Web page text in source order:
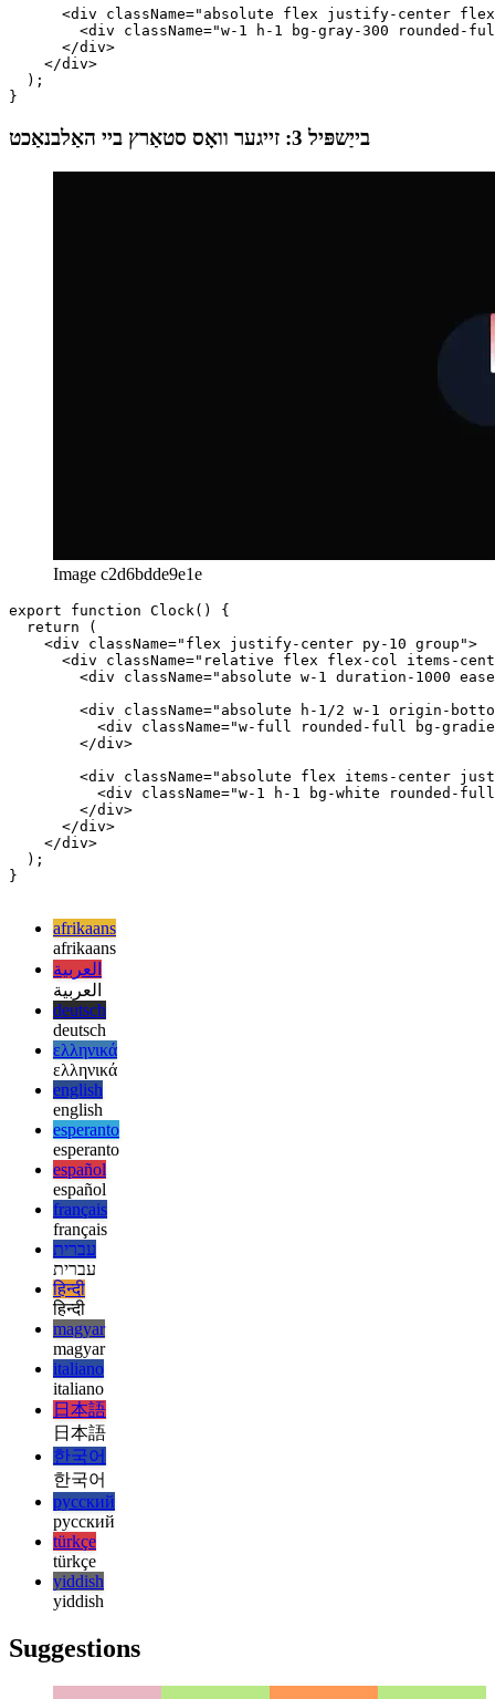
<div className="absolute w-1/2 h-1  origin-left
<div className="w-2/3 h-full bg-gray-300
      </div>
<div className="absolute flex justify-center
<div className="w-1 h-1 bg-gray-300 rounded-
    </div>
  );
Image c2d6bdde9e1e
export function Clock() {
    <div className="flex justify-center py-10 group">
<div className="relative flex flex-col items-
<div className="absolute w-1 duration-1000
<div className="absolute h-1/2 w-1 origin-
<div className="w-full rounded-full bg-
        </div>
<div className="absolute flex items-center
<div className="w-1 h-1 bg-white rounded-
        </div>
afrikaans
afrikaans
العربية
العربية
deutsch
deutsch
ελληνικά
ελληνικά
english
english
esperanto
esperanto
español
español
français
français
עברית
עברית
हिन्दी
हिन्दी
magyar
magyar
italiano
italiano
日本語
日本語
한국어
한국어
русский
русский
türkçe
yiddish
yiddish